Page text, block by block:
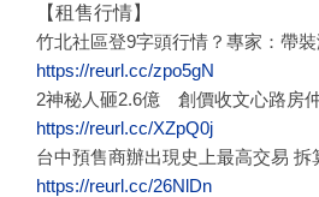
【租售行情】
竹北社區登9字頭行情？專家：帶
https://reurl.cc/zpo5gN
2神秘人砸2.6億 創價收文心路房
https://reurl.cc/XZpQ0j
台中預售商辦出現史上最高交易 拆
https://reurl.cc/26NlDn